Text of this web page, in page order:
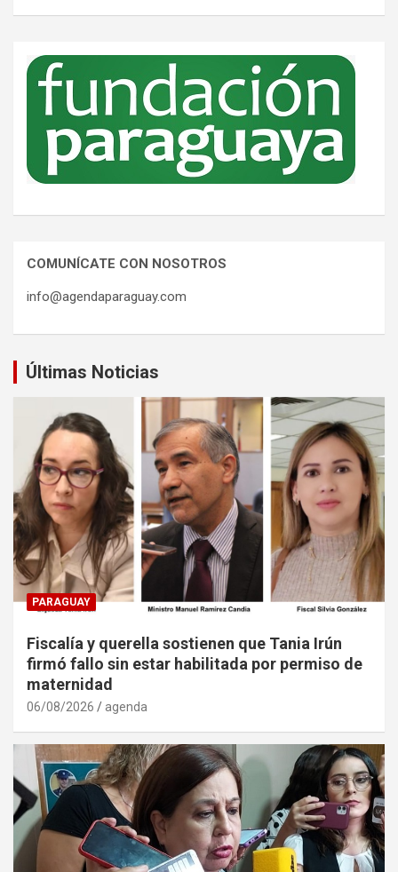
COMUNÍCATE CON NOSOTROS
info@agendaparaguay.com
Últimas Noticias
PARAGUAY
Fiscalía y querella sostienen que Tania Irún
firmó fallo sin estar habilitada por permiso de
maternidad
06/08/2026 agenda